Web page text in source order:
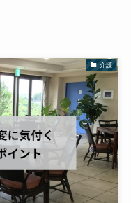
介護